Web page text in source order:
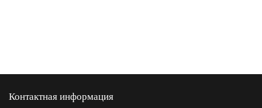
Контактная информация